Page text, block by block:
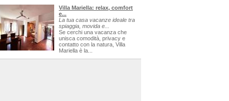
Villa Mariella: relax, comfort
e...
La tua casa vacanze ideale tra
spiaggia, movida e...
Se cerchi una vacanza che
unisca comodità, privacy e
contatto con la natura, Villa
Mariella è la...